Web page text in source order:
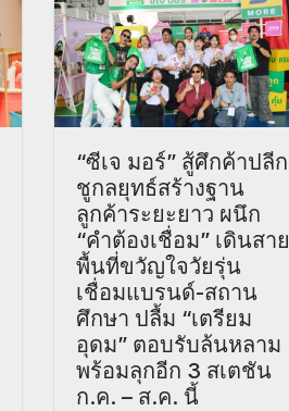
“ซีเจ มอร์” สู้ศึกค้าปลีก
ชูกลยุทธ์สร้างฐาน
ลูกค้าระยะยาว ผนึก
“คำต้องเชื่อม” เดินสาย
พื้นที่ขวัญใจวัยรุ่น
เชื่อมแบรนด์-สถาน
ศึกษา ปลื้ม “เตรียม
อุดม” ตอบรับล้นหลาม
พร้อมลุกอีก 3 สเตชัน
ก.ค. – ส.ค. นี้